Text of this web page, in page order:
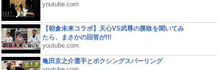
youtube.com
【朝倉未来コラボ】天心VS武尊の勝敗を聞いてみ
たら、まさかの回答が!!!
youtube.com
亀田京之介選手とボクシングスパーリング